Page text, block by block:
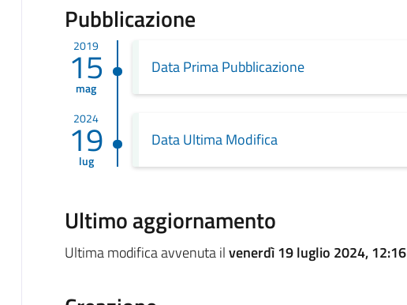
Pubblicazione
2019
15
mag
Data Prima Pubblicazione
2024
19
lug
Data Ultima Modifica
Ultimo aggiornamento
Ultima modifica avvenuta ilvenerdì 19 luglio 2024, 12:16